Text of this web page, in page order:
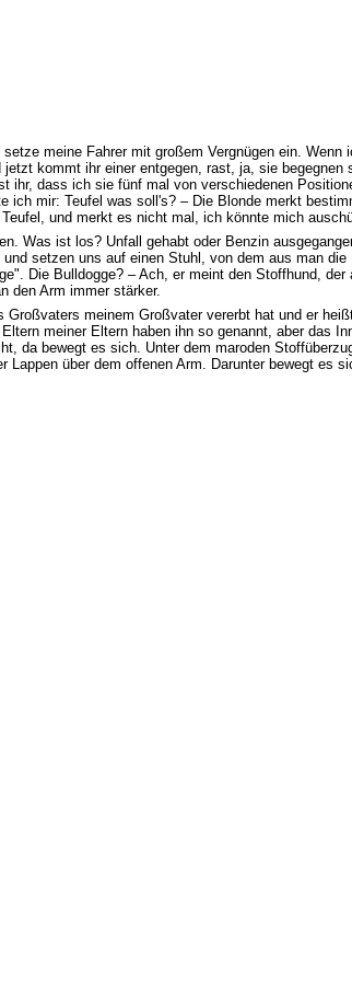
meine Fahrer mit großem Vergnügen ein.
kommt ihr einer entgegen, rast, ja, sie
dass ich sie fünf mal von verschiedenen
ich mir: Teufel was soll's? – Die Blonde merkt
und merkt es nicht mal, ich könnte mich
Was ist los? Unfall gehabt oder Benzin
setzen uns auf einen Stuhl, von dem aus man
Die Bulldogge? – Ach, er meint den Stoffhund,
den Arm immer stärker.
meinem Großvater vererbt hat und er
meiner Eltern haben ihn so genannt, aber das
da bewegt es sich. Unter dem maroden
über dem offenen Arm. Darunter bewegt es